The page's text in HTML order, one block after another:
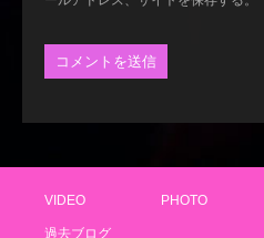
VIDEO PHOTO
過去ブログ